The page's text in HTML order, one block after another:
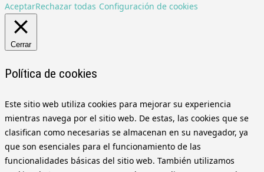
AceptarRechazar todas Configuración de cookies
Cerrar
Política de cookies
Este sitio web utiliza cookies para mejorar su experiencia
mientras navega por el sitio web. De estas, las cookies que se
clasifican como necesarias se almacenan en su navegador, ya
que son esenciales para el funcionamiento de las
funcionalidades básicas del sitio web. También utilizamos